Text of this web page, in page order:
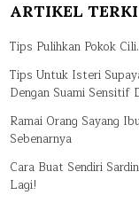
ARTIKEL
Tips Pulihkan Pokok
Tips Untuk Isteri
Dengan Suami Sensitif
Ramai Orang Sayang
Sebenarnya
Cara Buat Sendiri
Lagi!